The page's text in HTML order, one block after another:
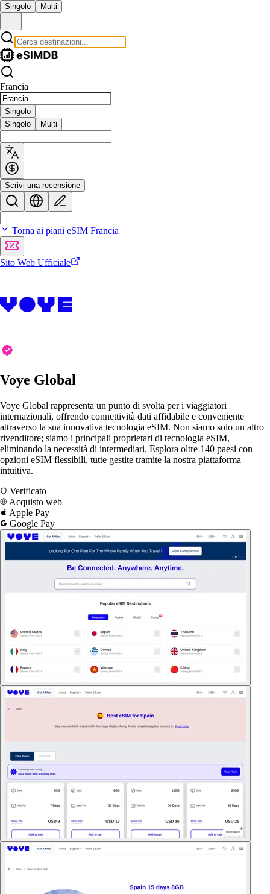
Singolo Multi
Francia
Singolo
Singolo
Multi
Scrivi una recensione
Torna ai piani eSIM Francia
Sito Web Ufficiale
Voye Global
Voye Global rappresenta un punto di svolta per i viaggiatori
internazionali, offrendo connettività dati affidabile e conveniente
attraverso la sua innovativa tecnologia eSIM. Non siamo solo un altro
rivenditore; siamo i principali proprietari di tecnologia eSIM,
eliminando la necessità di intermediari. Esplora oltre 140 paesi con
opzioni eSIM flessibili, tutte gestite tramite la nostra piattaforma
intuitiva.
Verificato
Acquisto web
Apple Pay
Google Pay